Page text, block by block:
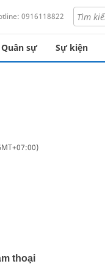
0916118822
Quân sự Sự kiện
thoại